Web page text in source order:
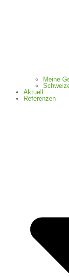
Meine
Aktuell
Referenzen